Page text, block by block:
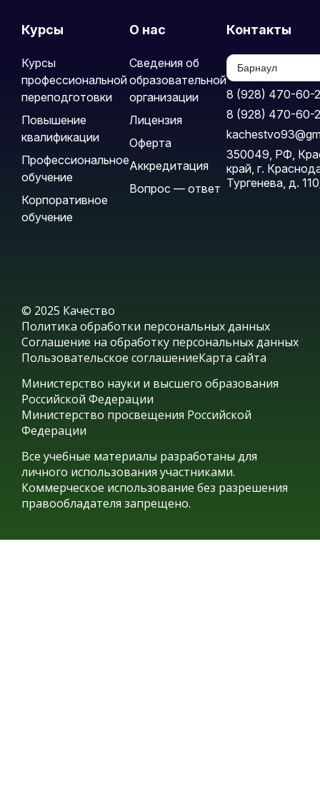
Курсы
Курсы
профессиональной
переподготовки
Повышение
квалификации
Профессиональное
обучение
Корпоративное
обучение
О нас
Сведения об
образовательной
организации
Лицензия
Оферта
Аккредитация
Вопрос — ответ
Контакты
8 (928) 470-60-
8 (928) 470-60-
350049, РФ,
край, г.
Тургенева, д.
© 2025 Качество
Политика обработки персональных данных
Соглашение на обработку персональных данных
Пользовательское соглашениеКарта сайта
Министерство науки и высшего образования
Российской Федерации
Министерство просвещения Российской
Федерации
Все учебные материалы разработаны для
личного использования участниками.
Коммерческое использование без разрешения
правообладателя запрещено.